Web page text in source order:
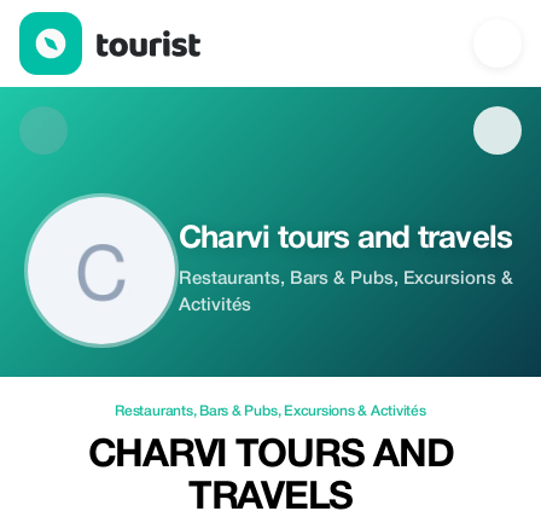
Charvi tours and travels — Restaurants | Up to 100% off |
Charvi tours and travels
Restaurants, Bars & Pubs, Excursions &
Activités
Restaurants, Bars & Pubs, Excursions & Activités
CHARVI TOURS AND
TRAVELS